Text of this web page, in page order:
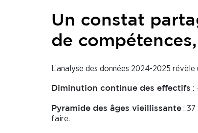
Un constat
de
L’analyse des données 2024-2025
Diminution continue des effectifs :
Pyramide des âges vieillissante : 37
faire.